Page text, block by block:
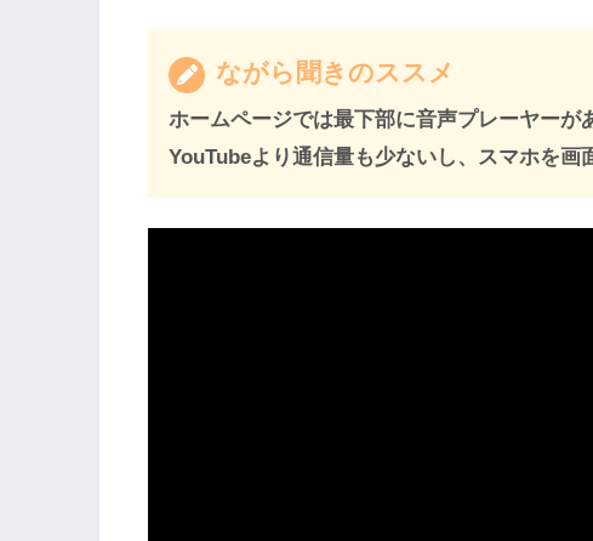
ながら聞きのススメ
ホームページでは最下部に音声プレーヤーが
YouTubeより通信量も少ないし、スマホを画